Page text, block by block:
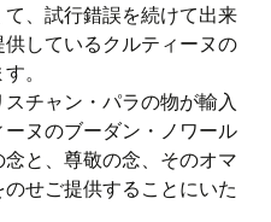
、試行錯誤を続けて出来
しているクルティーヌの
。
チャン・パラの物が輸入
ヌのブーダン・ノワール
と、尊敬の念、そのオマ
せご提供することにいた